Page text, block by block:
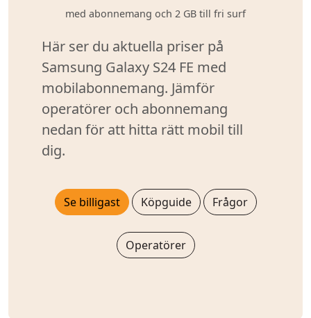
med abonnemang och 2 GB till fri surf
Här ser du aktuella priser på
Samsung Galaxy S24 FE med
mobilabonnemang. Jämför
operatörer och abonnemang
nedan för att hitta rätt mobil till
dig.
Se billigast Köpguide Frågor
Operatörer